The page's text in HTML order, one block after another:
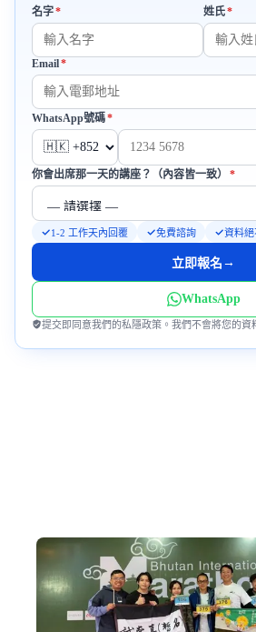
名字*必填 姓氏*必填
Email*必填
WhatsApp號碼*必填
你會出席那一天的講座？（內容皆一致） *必填
1-2 工作天內回覆 免費諮詢 資料
立即報名→
WhatsApp
提交即同意我們的私隱政策。我們不會將您的資